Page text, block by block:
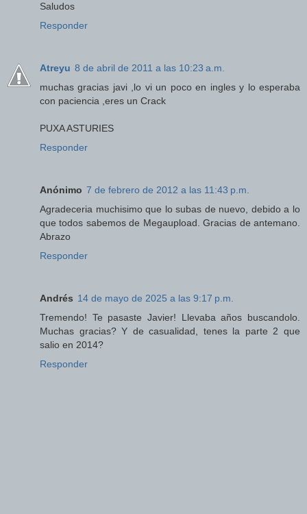
Saludos
Responder
Atreyu 8 de abril de 2011 a las 10:23 a.m.
muchas gracias javi ,lo vi un poco en ingles y lo esperaba
con paciencia ,eres un Crack
PUXA ASTURIES
Responder
Anónimo 7 de febrero de 2012 a las 11:43 p.m.
Agradeceria muchisimo que lo subas de nuevo, debido a lo
que todos sabemos de Megaupload. Gracias de antemano.
Abrazo
Responder
Andrés 14 de mayo de 2025 a las 9:17 p.m.
Tremendo! Te pasaste Javier! Llevaba años buscandolo.
Muchas gracias? Y de casualidad, tenes la parte 2 que
salio en 2014?
Responder